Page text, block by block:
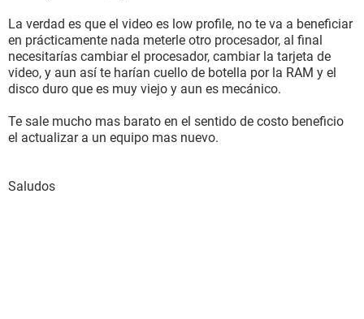
La verdad es que el video es low profile, no te va a beneficiar
en prácticamente nada meterle otro procesador, al final
necesitarías cambiar el procesador, cambiar la tarjeta de
video, y aun así te harían cuello de botella por la RAM y el
disco duro que es muy viejo y aun es mecánico.
Te sale mucho mas barato en el sentido de costo beneficio
el actualizar a un equipo mas nuevo.
Saludos